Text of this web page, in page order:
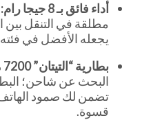
أداء فائق بـ 8 جيجا رام:
مطلقة في التنقل بين
يجعله الأفضل في
بطارية “التيتان” 7200 مللي أمبير:
البحث عن شاحن؛
تضمن لك صمود
قسوة.